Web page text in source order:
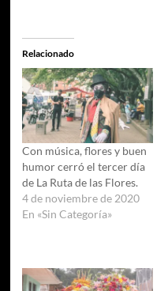
Relacionado
Con música, flores y buen
humor cerró el tercer día
de La Ruta de las Flores.
4 de noviembre de 2020
En «Sin Categoría»